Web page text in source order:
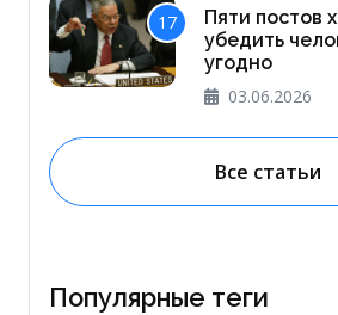
17
Пяти постов
убедить
угодно
03.06.2026
Все статьи
Популярные теги